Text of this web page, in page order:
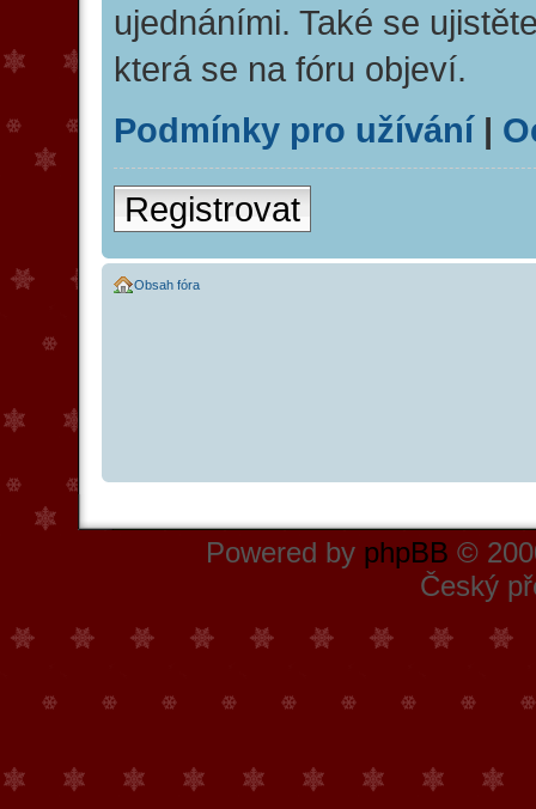
ujednáními. Také se
která se na fóru objeví.
Podmínky pro užívání|
Registrovat
Obsah fóra
Powered by phpBB ©
Český